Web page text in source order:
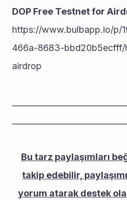
https://www.bulbapp.io/p/
466a-8683-
airdrop
Bu tarz paylaşımları
takip edebilir,
yorum atarak destek